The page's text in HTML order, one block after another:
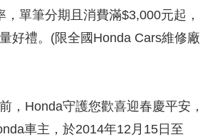
單筆分期且消費滿$3,000元起，
好禮。(限全國Honda Cars維修廠
，Honda守護您歡喜迎春慶平安，
車主，於2014年12月15日至